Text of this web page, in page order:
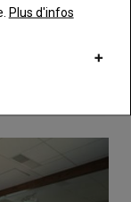
Plus d'infos